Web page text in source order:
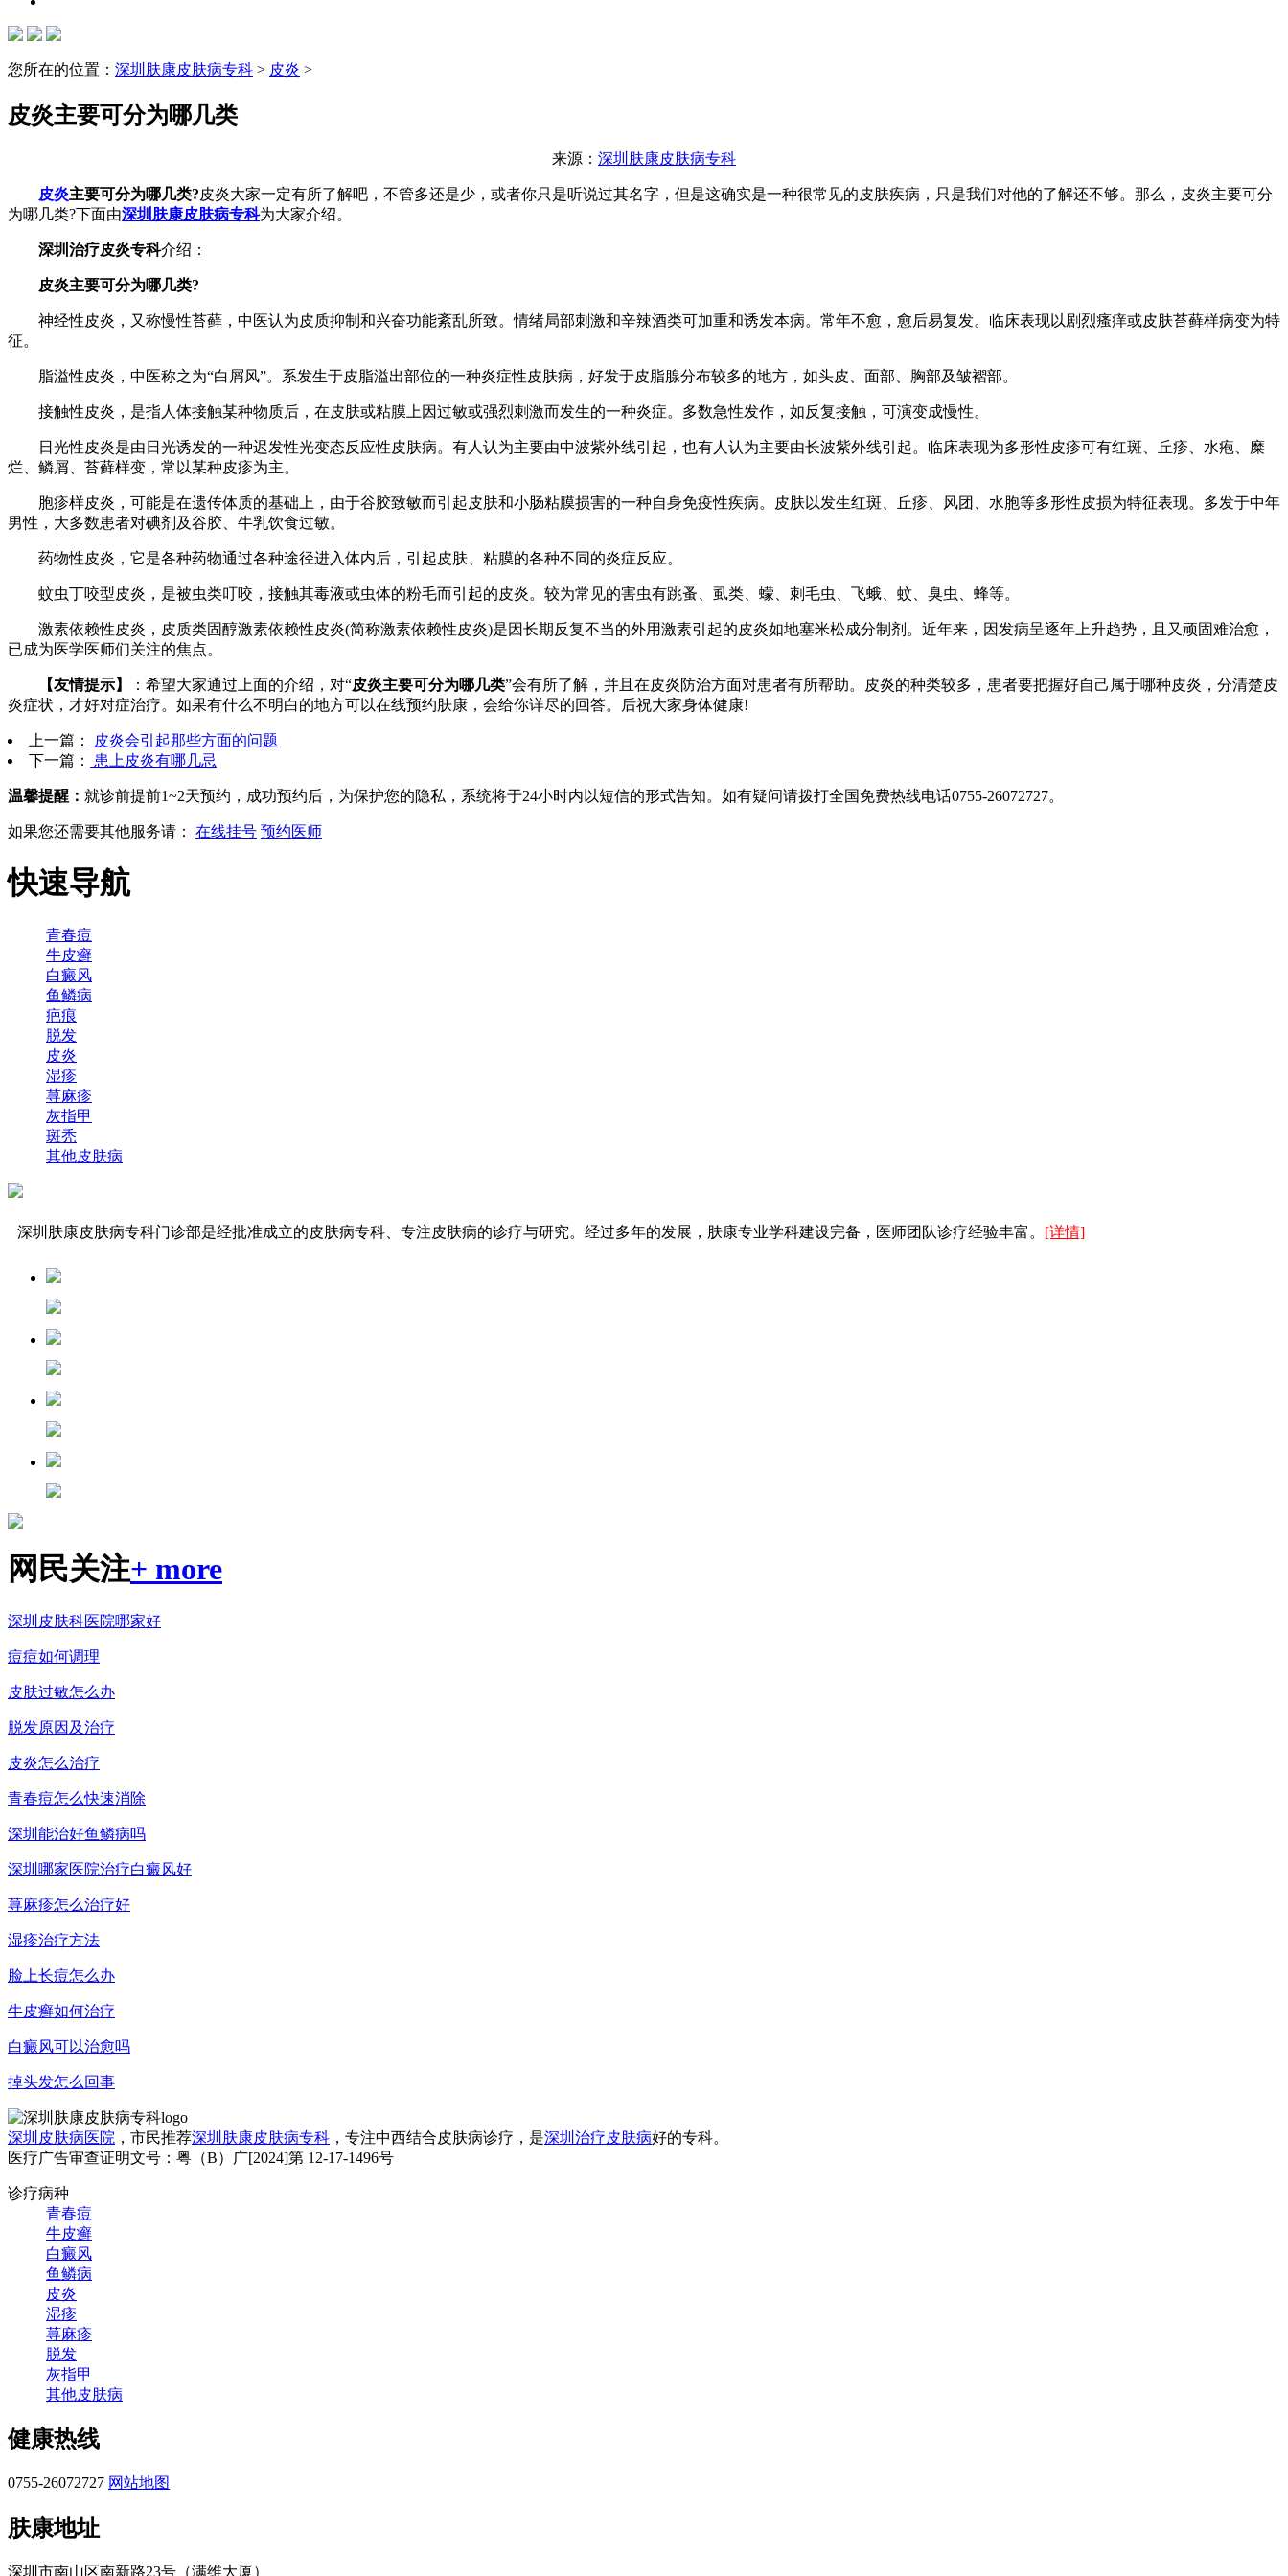
您所在的位置： 深圳肤康皮肤病专科 > 皮炎 >
皮炎主要可分为哪几类
来源： 深圳肤康皮肤病专科
皮炎主要可分为哪几类?皮炎大家一定有所了解吧，不管多还是少，或者你只是听说过其名字，但是这确实是一种很常见的皮肤疾病，只是我们对他的了解还不够。那么，皮炎主要可分
为哪几类?下面由深圳肤康皮肤病专科为大家介绍。
深圳治疗皮炎专科介绍：
皮炎主要可分为哪几类?
神经性皮炎，又称慢性苔藓，中医认为皮质抑制和兴奋功能紊乱所致。情绪局部刺激和辛辣酒类可加重和诱发本病。常年不愈，愈后易复发。临床表现以剧烈瘙痒或皮肤苔藓样病变为特
征。
脂溢性皮炎，中医称之为“白屑风”。系发生于皮脂溢出部位的一种炎症性皮肤病，好发于皮脂腺分布较多的地方，如头皮、面部、胸部及皱褶部。
接触性皮炎，是指人体接触某种物质后，在皮肤或粘膜上因过敏或强烈刺激而发生的一种炎症。多数急性发作，如反复接触，可演变成慢性。
日光性皮炎是由日光诱发的一种迟发性光变态反应性皮肤病。有人认为主要由中波紫外线引起，也有人认为主要由长波紫外线引起。临床表现为多形性皮疹可有红斑、丘疹、水疱、糜
烂、鳞屑、苔藓样变，常以某种皮疹为主。
胞疹样皮炎，可能是在遗传体质的基础上，由于谷胶致敏而引起皮肤和小肠粘膜损害的一种自身免疫性疾病。皮肤以发生红斑、丘疹、风团、水胞等多形性皮损为特征表现。多发于中年
男性，大多数患者对碘剂及谷胶、牛乳饮食过敏。
药物性皮炎，它是各种药物通过各种途径进入体内后，引起皮肤、粘膜的各种不同的炎症反应。
蚊虫丁咬型皮炎，是被虫类叮咬，接触其毒液或虫体的粉毛而引起的皮炎。较为常见的害虫有跳蚤、虱类、蠓、刺毛虫、飞蛾、蚊、臭虫、蜂等。
激素依赖性皮炎，皮质类固醇激素依赖性皮炎(简称激素依赖性皮炎)是因长期反复不当的外用激素引起的皮炎如地塞米松成分制剂。近年来，因发病呈逐年上升趋势，且又顽固难治愈，
已成为医学医师们关注的焦点。
【友情提示】 ：希望大家通过上面的介绍，对“皮炎主要可分为哪几类”会有所了解，并且在皮炎防治方面对患者有所帮助。皮炎的种类较多，患者要把握好自己属于哪种皮炎，分清楚皮
炎症状，才好对症治疗。如果有什么不明白的地方可以在线预约肤康，会给你详尽的回答。后祝大家身体健康!
上一篇：
皮炎会引起那些方面的问题
下一篇：
患上皮炎有哪几忌
温馨提醒： 就诊前提前1~2天预约，成功预约后，为保护您的隐私，系统将于24小时内以短信的形式告知。如有疑问请拨打全国免费热线电话0755-26072727。
如果您还需要其他服务请： 在线挂号 预约医师
快速导航
青春痘
牛皮癣
白癜风
鱼鳞病
疤痕
脱发
皮炎
湿疹
荨麻疹
灰指甲
斑秃
其他皮肤病
深圳肤康皮肤病专科门诊部是经批准成立的皮肤病专科、专注皮肤病的诊疗与研究。经过多年的发展，肤康专业学科建设完备，医师团队诊疗经验丰富。 [详情]
网民关注+ more
深圳皮肤科医院哪家好
痘痘如何调理
皮肤过敏怎么办
脱发原因及治疗
皮炎怎么治疗
青春痘怎么快速消除
深圳能治好鱼鳞病吗
深圳哪家医院治疗白癜风好
荨麻疹怎么治疗好
湿疹治疗方法
脸上长痘怎么办
牛皮癣如何治疗
白癜风可以治愈吗
掉头发怎么回事
深圳皮肤病医院 ，市民推荐深圳肤康皮肤病专科 ，专注中西结合皮肤病诊疗，是深圳治疗皮肤病好的专科。
医疗广告审查证明文号：粤（B）广[2024]第 12-17-1496号
诊疗病种
青春痘
牛皮癣
白癜风
鱼鳞病
皮炎
湿疹
荨麻疹
脱发
灰指甲
其他皮肤病
健康热线
0755-26072727 网站地图
肤康地址
深圳市南山区南新路23号（满维大厦）